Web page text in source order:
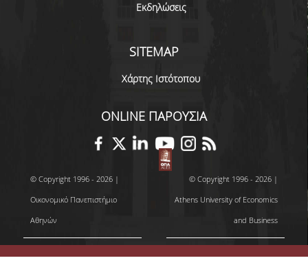
ΜΑΘΗΜΑΤΑ ΠΟΥ ΠΡΟΣΦΕΡΕΙ ΤΟ
ΣΥΝΕΡΓΑΖΟΜΕΝΑ ΠΑΝΕΠΙΣΤΗΜΙΑ
ΑΝΑΚΟΙΝΩΣΕΙΣ ΠΡΟΓΡΑΜΜΑΤΟΣ
FAQS
ΔΙΑΣΦΑΛΙΣΗ ΠΟΙΟΤΗΤΑΣ
ΠΟΛΙΤΙΚΗ ΔΙΑΣΦΑΛΙΣΗΣ ΠΟΙΟΤΗΤΑΣ
ΠΙΣΤΟΠΟΙΗΣΗ
Εκδηλώσεις
SITEMAP
Χάρτης Ιστότοπου
ONLINE ΠΑΡΟΥΣΙΑ
© Copyright 1996 - 2026 |
Οικονομικό Πανεπιστήμιο
Αθηνών
© Copyright 1996 - 2026 |
Athens University of Economics
and Business